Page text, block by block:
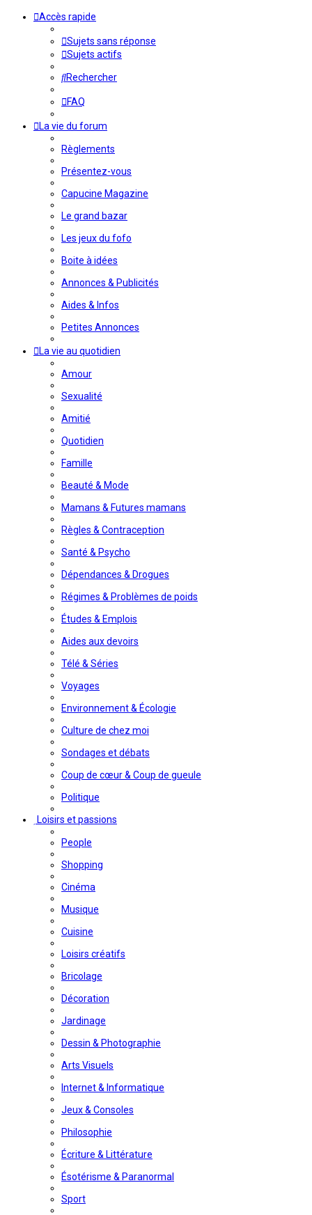
Accès rapide
Sujets sans réponse
Sujets actifs
Rechercher
FAQ
La vie du forum
Règlements
Présentez-vous
Capucine Magazine
Le grand bazar
Les jeux du fofo
Boite à idées
Annonces & Publicités
Aides & Infos
Petites Annonces
La vie au quotidien
Amour
Sexualité
Amitié
Quotidien
Famille
Beauté & Mode
Mamans & Futures mamans
Règles & Contraception
Santé & Psycho
Dépendances & Drogues
Régimes & Problèmes de poids
Études & Emplois
Aides aux devoirs
Télé & Séries
Voyages
Environnement & Écologie
Culture de chez moi
Sondages et débats
Coup de cœur & Coup de gueule
Politique
Loisirs et passions
People
Shopping
Cinéma
Musique
Cuisine
Loisirs créatifs
Bricolage
Décoration
Jardinage
Dessin & Photographie
Arts Visuels
Internet & Informatique
Jeux & Consoles
Philosophie
Écriture & Littérature
Ésotérisme & Paranormal
Sport